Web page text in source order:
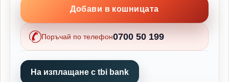
Добави в кошницата
Поръчай по телефон0700 50 199
На изплащане с tbi bank